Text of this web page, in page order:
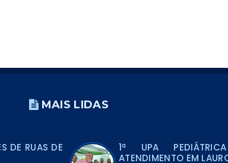
MAIS LIDAS
DE RUAS DE
1ª UPA
ATENDIMENTO EM